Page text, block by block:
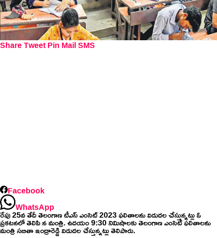
ShareTweetPinMailSMS
Facebook
WhatsApp
రేపు 25వ తేదీ తెలంగాణ టీఎస్ ఎంసెట్ 2023 ఫలితాలను విడుదల చేస్తున్నట్లు ఓ
ప్రకటనలో తెలిపి న మంత్రి. ఉదయం 9:30 నిమిషాలకు తెలంగాణ ఎంసెట్ ఫలితాలను
మంత్రి సబితా ఇంద్రారెడ్డి విడుదల చేస్తున్నట్లు తెలిపారు.